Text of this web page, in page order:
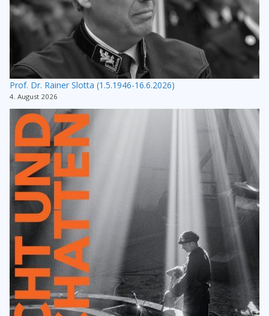
Prof. Dr. Rainer Slotta (1.5.1946-16.6.2026)
4. August 2026